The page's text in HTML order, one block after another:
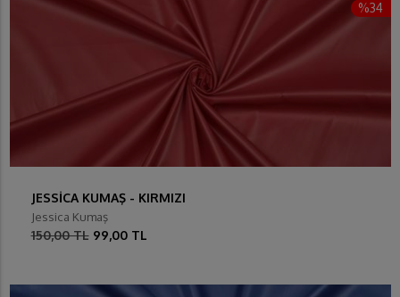
%34
JESSİCA KUMAŞ - KIRMIZI
Jessica Kumaş
150,00 TL 99,00 TL